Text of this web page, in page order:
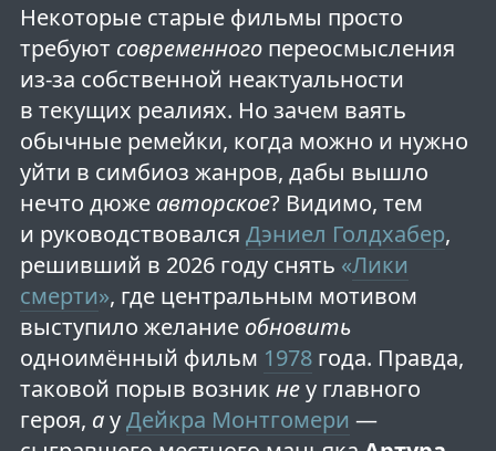
Некоторые старые фильмы просто
требуют современногопереосмысления
из-за собственной неактуальности
в текущих реалиях. Но зачем ваять
обычные ремейки, когда можно и нужно
уйти в симбиоз жанров, дабы вышло
нечто дюже авторское? Видимо, тем
и руководствовался Дэниел Голдхабер,
решивший в 2026 году снять «Лики
смерти», где центральным мотивом
выступило желание обновить
одноимённый фильм 1978года. Правда,
таковой порыв возник неу главного
героя, ауДейкра Монтгомери —